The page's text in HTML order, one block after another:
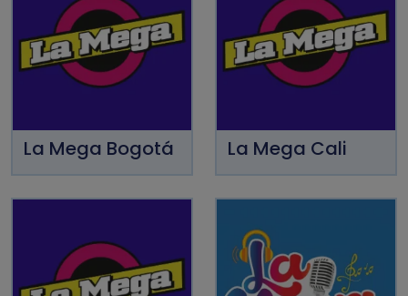
La Mega Bogotá La Mega Cali